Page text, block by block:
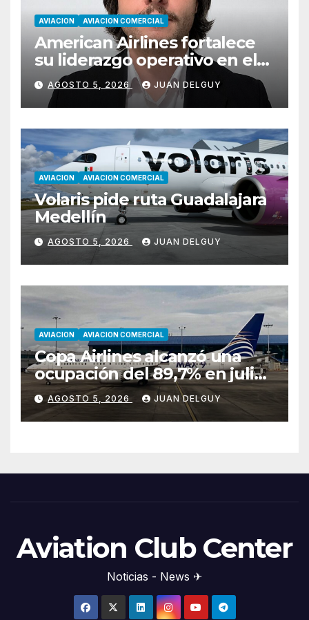
AVIACION AVIACION COMERCIAL
American Airlines fortalece
su liderazgo operativo en el
Cono Sur con Luiz Laham
AGOSTO 5, 2026 JUAN DELGUY
AVIACION AVIACION COMERCIAL
Volaris pide ruta Guadalajara
Medellín
AGOSTO 5, 2026 JUAN DELGUY
AVIACION AVIACION COMERCIAL
Copa Airlines alcanzó una
ocupación del 89,7% en julio
tras aumentar un 17,4% su
tráfico de pasajeros
AGOSTO 5, 2026 JUAN DELGUY
Aviation Club Center
Noticias - News ✈